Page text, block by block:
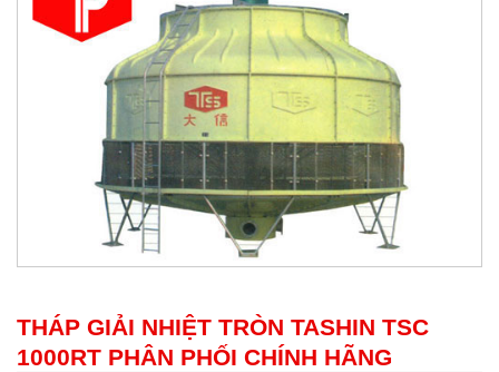
THÁP GIẢI NHIỆT TRÒN TASHIN TSC
1000RT PHÂN PHỐI CHÍNH HÃNG